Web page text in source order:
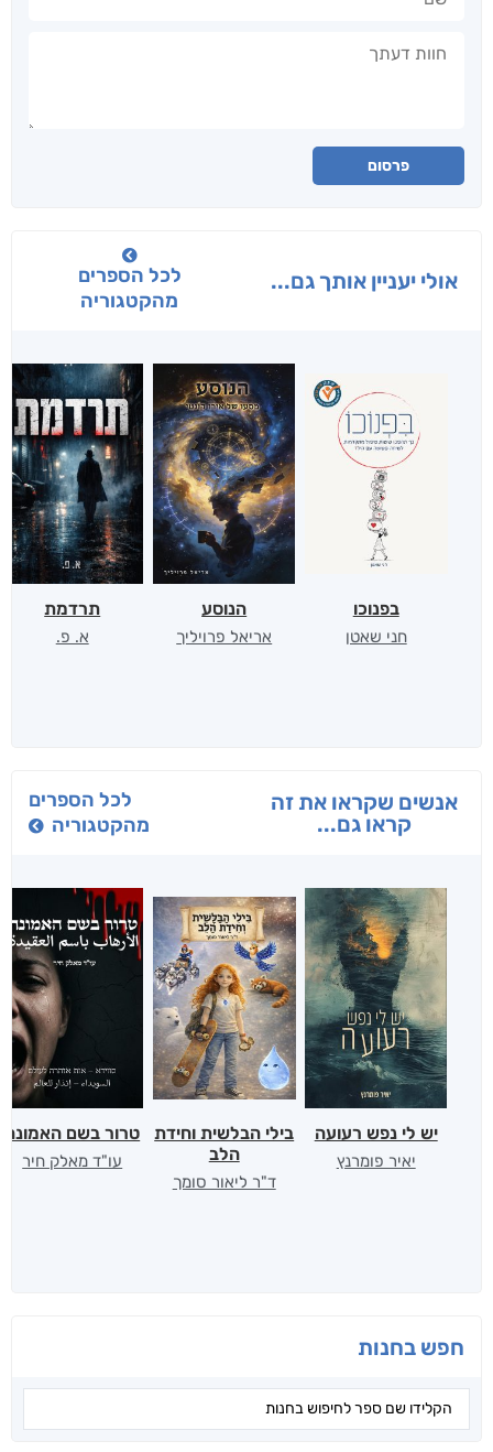
חפש בחנות
פרסום
אולי יעניין אותך גם...
לכל הספרים
מהקטגוריה
בפנוכו
חני שאטן
הנוסע
אריאל פרויליך
תרדמת
א. פ.
אנשים שקראו את זה
קראו גם...
לכל הספרים
מהקטגוריה
יש לי נפש רעועה
יאיר פומרנץ
בילי הבלשית וחידת
הלב
ד"ר ליאור סומך
טרור בשם האמונה
עו"ד מאלק חיר